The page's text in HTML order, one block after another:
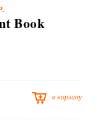
Book
в корзину